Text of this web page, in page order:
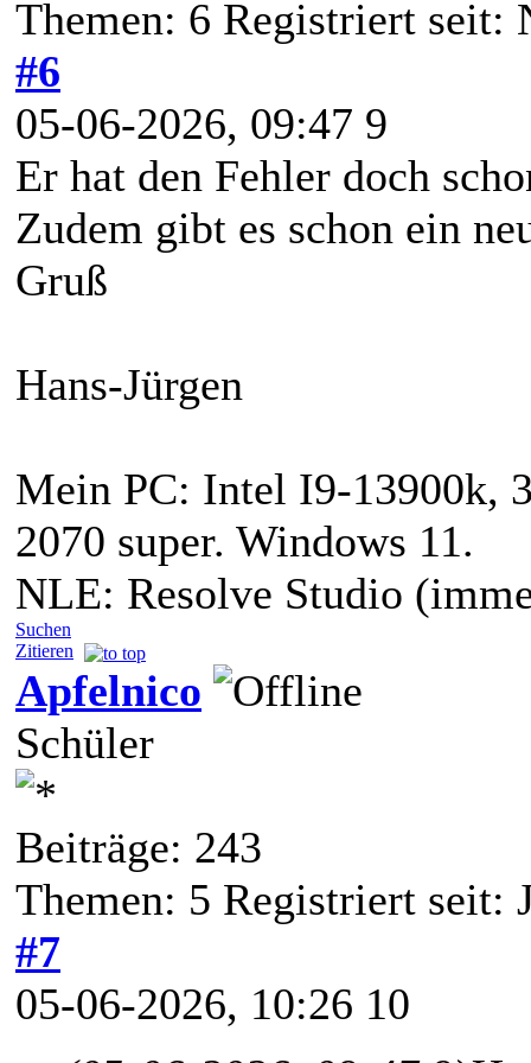
Themen: 6 Registriert seit:
#6
05-06-2026, 09:47 9
Er hat den Fehler doch
Zudem gibt es schon ein
Gruß
Hans-Jürgen
Mein PC: Intel I9-13900k,
2070 super. Windows 11.
NLE: Resolve Studio
Suchen
Zitieren
Apfelnico
Schüler
Beiträge: 243
Themen: 5 Registriert seit:
#7
05-06-2026, 10:26 10